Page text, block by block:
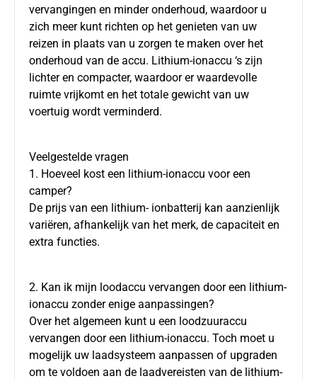
vervangingen en minder onderhoud, waardoor u
zich meer kunt richten op het genieten van uw
reizen in plaats van u zorgen te maken over het
onderhoud van de accu. Lithium-ionaccu ‘s zijn
lichter en compacter, waardoor er waardevolle
ruimte vrijkomt en het totale gewicht van uw
voertuig wordt verminderd.
Veelgestelde vragen
1. Hoeveel kost een lithium-ionaccu voor een
camper?
De prijs van een lithium- ionbatterij kan aanzienlijk
variëren, afhankelijk van het merk, de capaciteit en
extra functies.
2. Kan ik mijn loodaccu vervangen door een lithium-
ionaccu zonder enige aanpassingen?
Over het algemeen kunt u een loodzuuraccu
vervangen door een lithium-ionaccu. Toch moet u
mogelijk uw laadsysteem aanpassen of upgraden
om te voldoen aan de laadvereisten van de lithium-